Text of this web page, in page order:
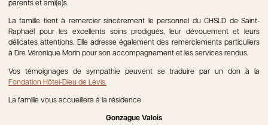
parents et ami(e)s.
La famille tient à remercier sincèrement le personnel du CHSLD de Saint-
Raphaël pour les excellents soins prodigués, leur dévouement et leurs
délicates attentions. Elle adresse également des remerciements particuliers
à Dre Véronique Morin pour son accompagnement et les services rendus.
Vos témoignages de sympathie peuvent se traduire par un don à la
Fondation Hôtel-Dieu de Lévis.
La famille vous accueillera à la résidence
Gonzague Valois